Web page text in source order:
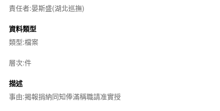
責任者:晏斯盛(湖北巡撫)
資料類型
類型:檔案
層次:件
描述
事由:揭報捐納同知俸滿稱職請准實授